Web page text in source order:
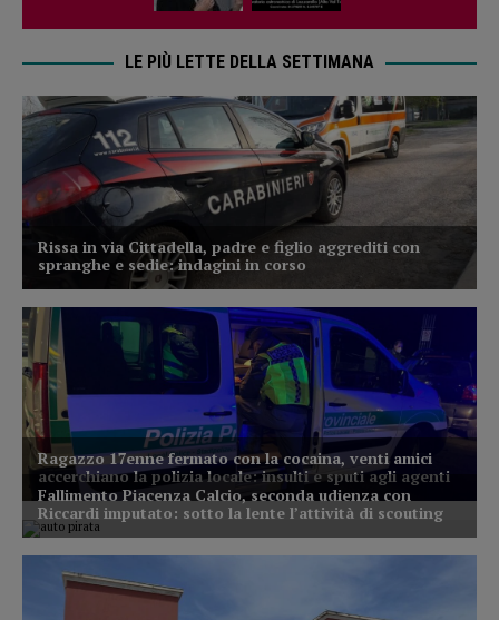
LE PIÙ LETTE DELLA SETTIMANA